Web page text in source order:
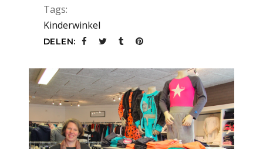
Tags:
Kinderwinkel
DELEN: